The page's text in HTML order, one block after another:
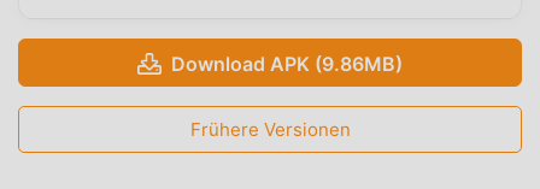
Download APK (9.86MB)
Frühere Versionen